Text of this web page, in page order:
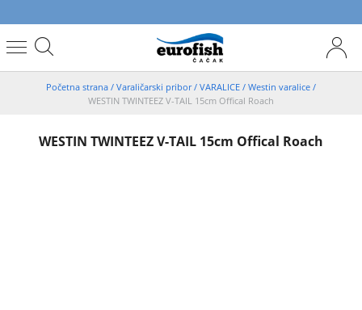
Početna strana / Varaličarski pribor/ VARALICE / Westin varalice /
WESTIN TWINTEEZ V-TAIL 15cm Offical Roach
WESTIN TWINTEEZ V-TAIL 15cm Offical Roach